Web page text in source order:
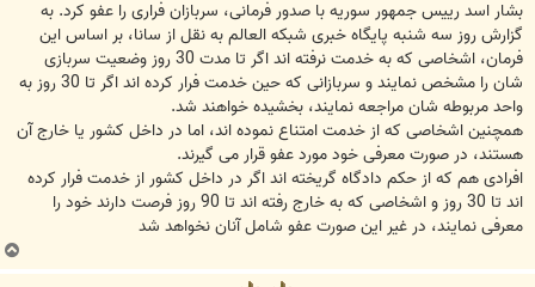
بشار اسد رییس جمهور سوریه با صدور فرمانی، سربازان فراری را عفو کرد. به
گزارش روز سه شنبه پایگاه خبری شبکه العالم به نقل از سانا، بر اساس این
فرمان، اشخاصی که به خدمت نرفته اند اگر تا مدت 30 روز وضعیت سربازی
شان را مشخص نمایند و سربازانی که حین خدمت فرار کرده اند اگر تا 30 روز به
واحد مربوطه شان مراجعه نمایند، بخشیده خواهند شد.
همچنین اشخاصی که از خدمت امتناع نموده اند، اما در داخل کشور یا خارج آن
هستند، در صورت معرفی خود مورد عفو قرار می گیرند.
افرادی هم که از حکم دادگاه گریخته اند اگر در داخل کشور از خدمت فرار کرده
اند تا 30 روز و اشخاصی که به خارج رفته اند تا 90 روز فرصت دارند خود را
معرفی نمایند، در غیر این صورت عفو شامل آنان نخواهد شد
ب
ا